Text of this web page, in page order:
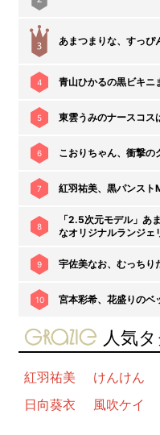
あまつまりな、すっぴ
4 青山ひかるの黒ビキニ
5 東雲うみのナースコス
6 こおりちゃん、衝撃の
7 紅羽祐美、黒パンスト
8
「2.5次元モデル」あ
なオリジナルランジェ
9 宇佐美なお、むっちり
10 宮本彩希、花盛りのベ
人気
紅羽祐美 けんけん
日向葵衣
風吹ケイ